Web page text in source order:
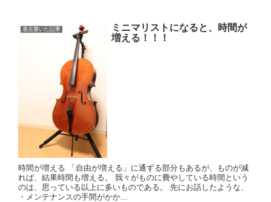
過去書いた記事
ミニマリストになると、時間が
増える！！！
時間が増える 「自由が増える」に通ずる部分もあるが、ものが減
れば、結果時間も増える。 我々がものに費やしている時間という
のは、思っている以上に多いものである。 先にお話したような、
・メンテナンスの手間がかか...